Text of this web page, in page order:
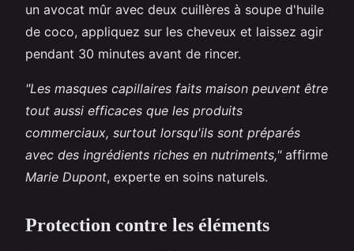
un avocat mûr avec deux cuillères à soupe d'huile
de coco, appliquez sur les cheveux et laissez agir
pendant 30 minutes avant de rincer.
"Les masques capillaires faits maison peuvent être
tout aussi efficaces que les produits
commerciaux, surtout lorsqu'ils sont préparés
avec des ingrédients riches en nutriments,"affirme
Marie Dupont, experte en soins naturels.
Protection contre les éléments